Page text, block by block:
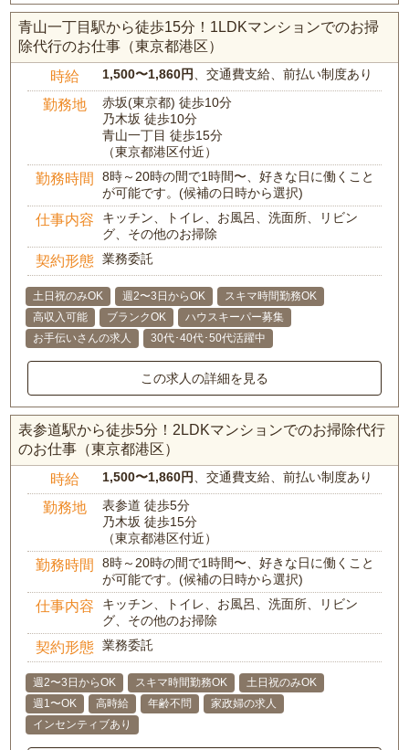
青山一丁目駅から徒歩15分！1LDKマンションでのお掃
除代行のお仕事（東京都港区）
時給 1,500〜1,860円、交通費支給、前払い制度あり
勤務地
赤坂(東京都) 徒歩10分
乃木坂 徒歩10分
青山一丁目 徒歩15分
（東京都港区付近）
勤務時間
8時～20時の間で1時間〜、好きな日に働くこと
が可能です。(候補の日時から選択)
仕事内容
キッチン、トイレ、お風呂、洗面所、リビン
グ、その他のお掃除
契約形態 業務委託
土日祝のみOK 週2〜3日からOK
スキマ時間勤務OK
高収入可能
ブランクOK
ハウスキーパー募集
お手伝いさんの求人
30代･40代･50代活躍中
この求人の詳細を見る
表参道駅から徒歩5分！2LDKマンションでのお掃除代行
のお仕事（東京都港区）
時給 1,500〜1,860円、交通費支給、前払い制度あり
勤務地
表参道 徒歩5分
乃木坂 徒歩15分
（東京都港区付近）
勤務時間
8時～20時の間で1時間〜、好きな日に働くこと
が可能です。(候補の日時から選択)
仕事内容
キッチン、トイレ、お風呂、洗面所、リビン
グ、その他のお掃除
契約形態 業務委託
週2〜3日からOK スキマ時間勤務OK
土日祝のみOK
週1〜OK
高時給 年齢不問
家政婦の求人
インセンティブあり